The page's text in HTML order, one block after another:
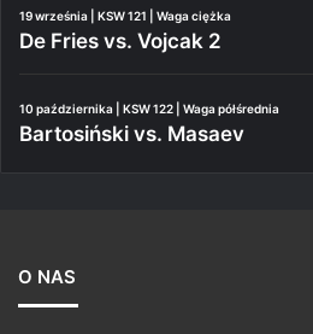
19 września | KSW 121 | Waga ciężka
De Fries vs. Vojcak 2
10 października | KSW 122 | Waga półśrednia
Bartosiński vs. Masaev
O NAS